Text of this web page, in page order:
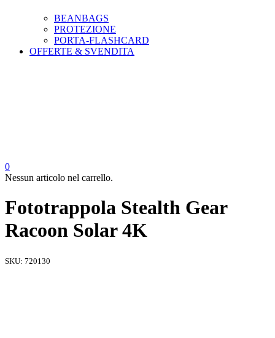
BEANBAGS
PROTEZIONE
PORTA-FLASHCARD
OFFERTE & SVENDITA
0
Nessun articolo nel carrello.
Fototrappola Stealth Gear
Racoon Solar 4K
SKU: 720130